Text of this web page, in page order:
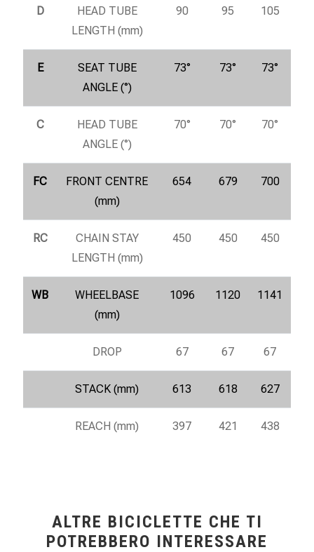
D
HEAD TUBE
LENGTH (mm)
90 95 105
E
SEAT TUBE
ANGLE (°)
73° 73° 73°
C
HEAD TUBE
ANGLE (°)
70° 70° 70°
FC
FRONT CENTRE
(mm)
654 679 700
RC
CHAIN STAY
LENGTH (mm)
450 450 450
WB
WHEELBASE
(mm)
1096 1120 1141
DROP 67 67 67
STACK (mm) 613 618 627
REACH (mm) 397 421 438
ALTRE BICICLETTE CHE TI
POTREBBERO INTERESSARE